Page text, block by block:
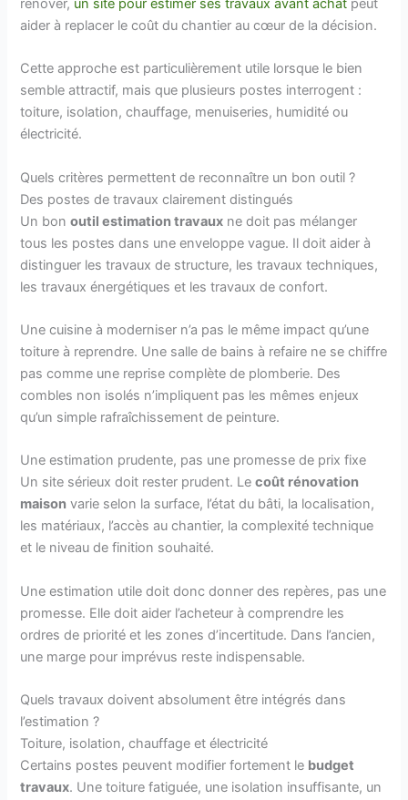
rénover, un site pour estimer ses travaux avant achat peut
aider à replacer le coût du chantier au cœur de la décision.
Cette approche est particulièrement utile lorsque le bien
semble attractif, mais que plusieurs postes interrogent :
toiture, isolation, chauffage, menuiseries, humidité ou
électricité.
Quels critères permettent de reconnaître un bon outil ?
Des postes de travaux clairement distingués
Un bonoutil estimation travaux ne doit pas mélanger
tous les postes dans une enveloppe vague. Il doit aider à
distinguer les travaux de structure, les travaux techniques,
les travaux énergétiques et les travaux de confort.
Une cuisine à moderniser n’a pas le même impact qu’une
toiture à reprendre. Une salle de bains à refaire ne se chiffre
pas comme une reprise complète de plomberie. Des
combles non isolés n’impliquent pas les mêmes enjeux
qu’un simple rafraîchissement de peinture.
Une estimation prudente, pas une promesse de prix fixe
Un site sérieux doit rester prudent. Lecoût rénovation
maison varie selon la surface, l’état du bâti, la localisation,
les matériaux, l’accès au chantier, la complexité technique
et le niveau de finition souhaité.
Une estimation utile doit donc donner des repères, pas une
promesse. Elle doit aider l’acheteur à comprendre les
ordres de priorité et les zones d’incertitude. Dans l’ancien,
une marge pour imprévus reste indispensable.
Quels travaux doivent absolument être intégrés dans
l’estimation ?
Toiture, isolation, chauffage et électricité
Certains postes peuvent modifier fortement le budget
travaux. Une toiture fatiguée, une isolation insuffisante, un